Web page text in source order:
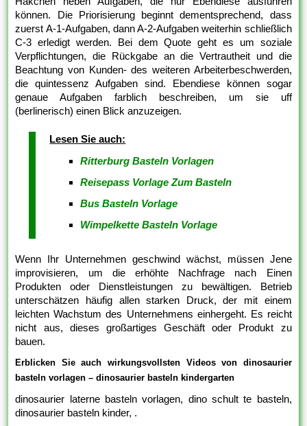
können. Die Priorisierung beginnt dementsprechend, dass
zuerst A-1-Aufgaben, dann A-2-Aufgaben weiterhin schließlich
C-3 erledigt werden. Bei dem Quote geht es um soziale
Verpflichtungen, die Rückgabe an die Vertrautheit und die
Beachtung von Kunden- des weiteren Arbeiterbeschwerden,
die quintessenz Aufgaben sind. Ebendiese können sogar
genaue Aufgaben farblich beschreiben, um sie uff
(berlinerisch) einen Blick anzuzeigen.
Lesen Sie auch:
Ritterburg Basteln Vorlagen
Reisepass Vorlage Zum Basteln
Bus Basteln Vorlage
Wimpelkette Basteln Vorlage
Wenn Ihr Unternehmen geschwind wächst, müssen Jene
improvisieren, um die erhöhte Nachfrage nach Einen
Produkten oder Dienstleistungen zu bewältigen. Betrieb
unterschätzen häufig allen starken Druck, der mit einem
leichten Wachstum des Unternehmens einhergeht. Es reicht
nicht aus, dieses großartiges Geschäft oder Produkt zu
bauen.
Erblicken Sie auch wirkungsvollsten Videos von dinosaurier
basteln vorlagen – dinosaurier basteln kindergarten
dinosaurier laterne basteln vorlagen, dino schult te basteln,
dinosaurier basteln kinder, .